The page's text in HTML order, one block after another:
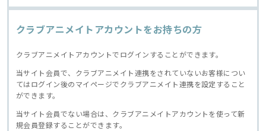
クラブアニメイトアカウントをお持ちの方
クラブアニメイトアカウントでログインすることができます。
当サイト会員で、クラブアニメイト連携をされていないお客様につい
てはログイン後のマイページでクラブアニメイト連携を設定すること
ができます。
当サイト会員でない場合は、クラブアニメイトアカウントを使って新
規会員登録することができます。